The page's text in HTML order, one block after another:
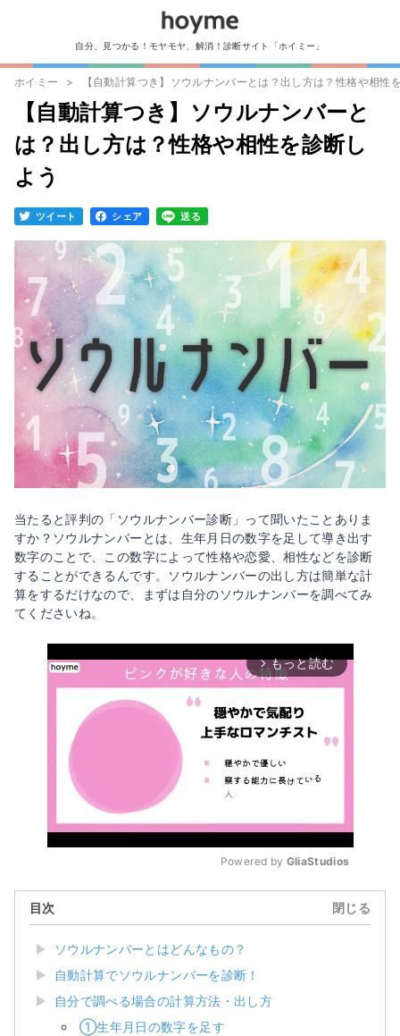
自分、見つかる！モヤモヤ、解消！診断サイト「ホイミー」
ホイミー 【自動計算つき】ソウルナンバーとは？出し方は？性格や相性
【自動計算つき】ソウルナンバーと
は？出し方は？性格や相性を診断し
よう
ツイート シェア 送る
当たると評判の「ソウルナンバー診断」って聞いたことありま
すか？ソウルナンバーとは、生年月日の数字を足して導き出す
数字のことで、この数字によって性格や恋愛、相性などを診断
することができるんです。ソウルナンバーの出し方は簡単な計
算をするだけなので、まずは自分のソウルナンバーを調べてみ
てくださいね。
arrow_forward_ios もっと読む
Powered by GliaStudios
目次 閉じる
ソウルナンバーとはどんなもの？
自動計算でソウルナンバーを診断！
自分で調べる場合の計算方法・出し方
①生年月日の数字を足す